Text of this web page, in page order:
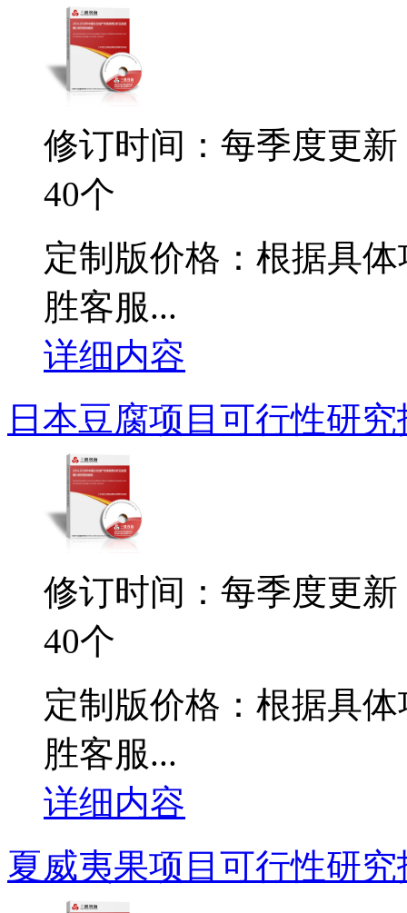
修订时间：每季度更新
40个
定制版价格：根据具
胜客服...
详细内容
日本豆腐项目可行性研究
修订时间：每季度更新
40个
定制版价格：根据具
胜客服...
详细内容
夏威夷果项目可行性研究